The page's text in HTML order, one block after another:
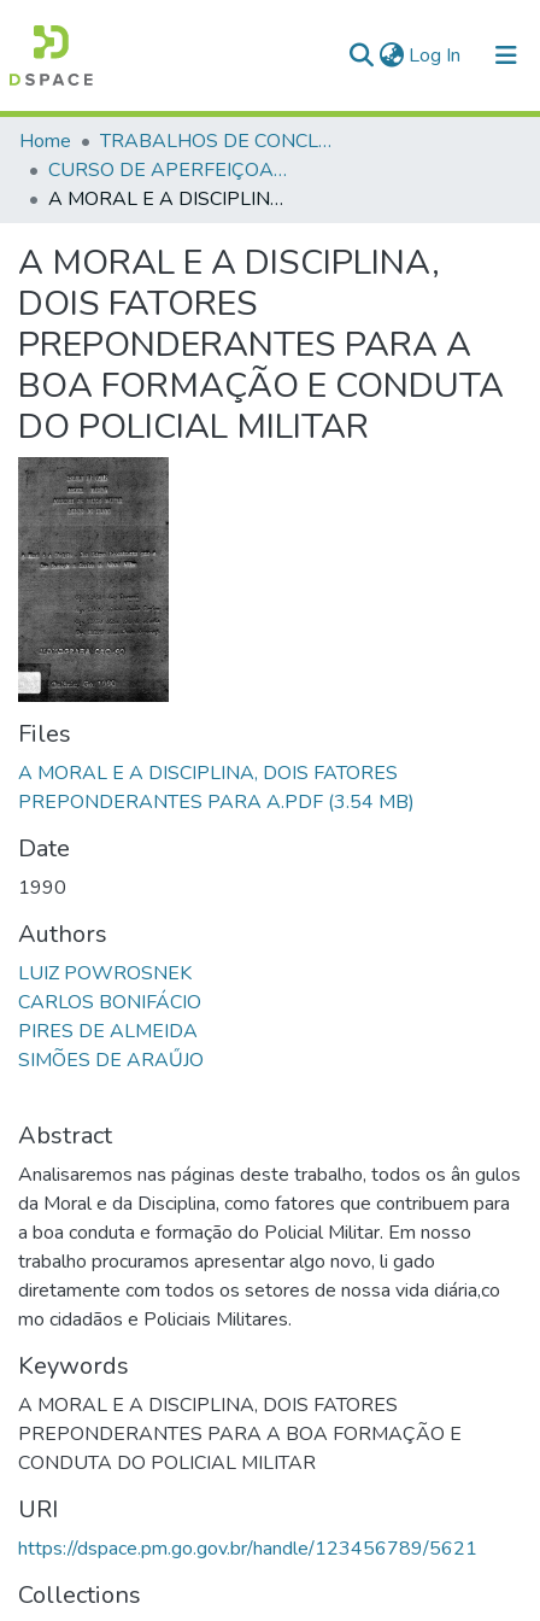
Log In (current)
Communities & Collections
All of DSpace
Home
TRABALHOS DE CONCLUSÃO DE CURSO - CAO (CURSO DE APERFEIÇOAMENTO DE OFICIAIS)
CURSO DE APERFEIÇOAMENTO DE OFICIAIS - CAO - 1990
A MORAL E A DISCIPLINA, DOIS FATORES PREPONDERANTES PARA A BOA FORMAÇÃO E CONDUTA DO POLICIAL MILITAR
A MORAL E A DISCIPLINA,
DOIS FATORES
PREPONDERANTES PARA A
BOA FORMAÇÃO E CONDUTA
DO POLICIAL MILITAR
Files
A MORAL E A DISCIPLINA, DOIS FATORES
PREPONDERANTES PARA A.PDF (3.54 MB)
Date
1990
Authors
LUIZ POWROSNEK
CARLOS BONIFÁCIO
PIRES DE ALMEIDA
SIMÕES DE ARAŰJO
Abstract
Analisaremos nas páginas deste trabalho, todos os ân gulos
da Moral e da Disciplina, como fatores que contribuem para
a boa conduta e formação do Policial Militar. Em nosso
trabalho procuramos apresentar algo novo, li gado
diretamente com todos os setores de nossa vida diária,co
mo cidadãos e Policiais Militares.
Keywords
A MORAL E A DISCIPLINA, DOIS FATORES
PREPONDERANTES PARA A BOA FORMAÇÃO E
CONDUTA DO POLICIAL MILITAR
URI
https://dspace.pm.go.gov.br/handle/123456789/5621
Collections